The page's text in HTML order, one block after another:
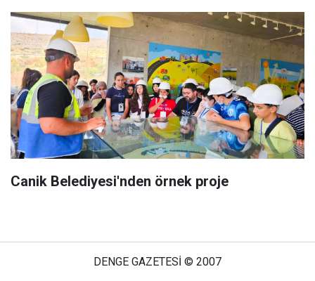
Canik Belediyesi'nden örnek proje
DENGE GAZETESİ © 2007